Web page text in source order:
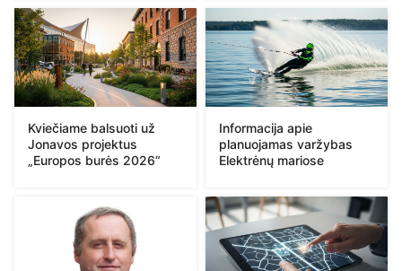
Kviečiame balsuoti už
Jonavos projektus
„Europos burės 2026“
Informacija apie
planuojamas varžybas
Elektrėnų mariose